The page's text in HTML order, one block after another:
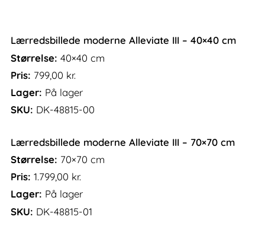
Lærredsbillede moderne Alleviate III – 40×40 cm
Størrelse: 40×40 cm
Pris: 799,00 kr.
Lager: På lager
SKU: DK-48815-00
Lærredsbillede moderne Alleviate III – 70×70 cm
Størrelse: 70×70 cm
Pris: 1.799,00 kr.
Lager: På lager
SKU: DK-48815-01